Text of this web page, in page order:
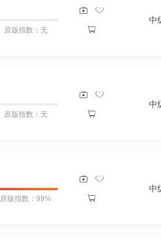
原版指数：无
中
原版指数：无
中
原版指数：99%
中